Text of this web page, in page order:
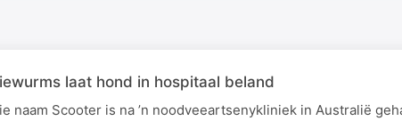
laat hond in hospitaal beland
naam Scooter is na ’n noodveeartsenykliniek in Australië